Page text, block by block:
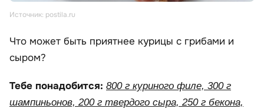
Источник: postila.ru
Что может быть приятнее курицы с грибами и
сыром?
Тебе понадобится: 800 г куриного филе, 300 г
шампиньонов, 200 г твердого сыра, 250 г бекона,